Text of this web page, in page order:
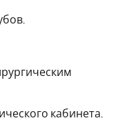
кабинета.